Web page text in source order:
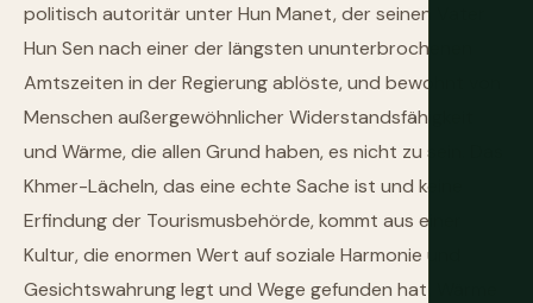
politisch autoritär unter Hun Manet, der seinen Vater
Hun Sen nach einer der längsten ununterbrochenen
Amtszeiten in der Regierung ablöste, und bewohnt von
Menschen außergewöhnlicher Widerstandsfähigkeit
und Wärme, die allen Grund haben, es nicht zu sein. Das
Khmer-Lächeln, das eine echte Sache ist und keine
Erfindung der Tourismusbehörde, kommt aus einer
Kultur, die enormen Wert auf soziale Harmonie und
Gesichtswahrung legt und Wege gefunden hat, Wärme